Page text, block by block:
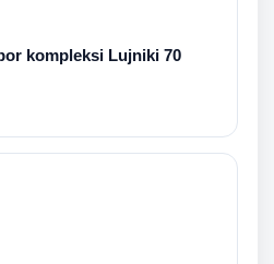
kompleksi Lujniki 70